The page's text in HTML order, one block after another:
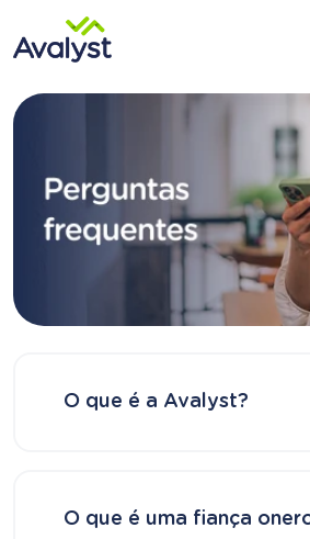
O que é a Avalyst?
O que é uma fiança